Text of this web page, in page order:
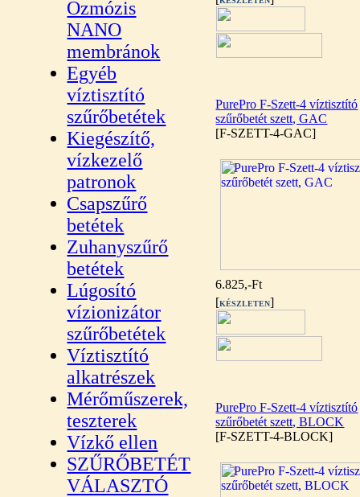
Ozmózis
NANO
membránok
Egyéb
víztisztító
szűrőbetétek
Kiegészítő,
vízkezelő
patronok
Csapszűrő
betétek
Zuhanyszűrő
betétek
Lúgosító
vízionizátor
szűrőbetétek
Víztisztító
alkatrészek
Mérőműszerek,
teszterek
Vízkő ellen
SZŰRŐBETÉT
VÁLASZTÓ
PurePro F-Szett-4 víztisztító
szűrőbetét szett, GAC
[F-SZETT-4-GAC]
6.825,-Ft
[KÉSZLETEN]
PurePro F-Szett-4 víztisztító
szűrőbetét szett, BLOCK
[F-SZETT-4-BLOCK]